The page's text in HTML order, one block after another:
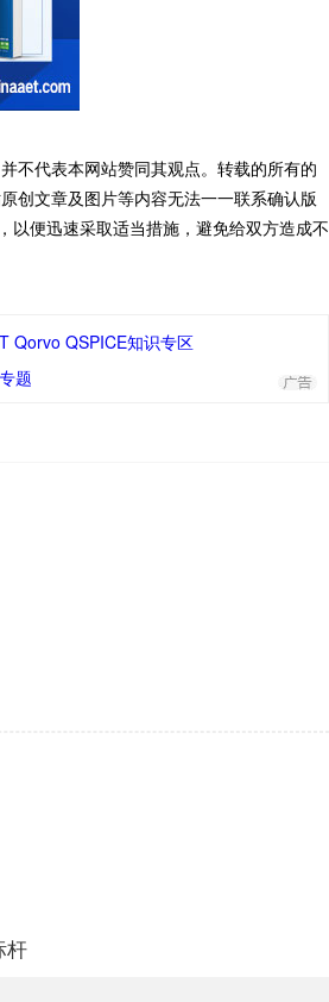
不代表本网站赞同其观点。转载的所有的
创文章及图片等内容无法一一联系确认版
以便迅速采取适当措施，避免给双方造成不
Qorvo QSPICE知识专区
题
杆